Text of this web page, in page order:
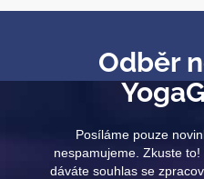
Odběr
Posíláme pouze
nespamujeme. Zkuste
dáváte souhlas se